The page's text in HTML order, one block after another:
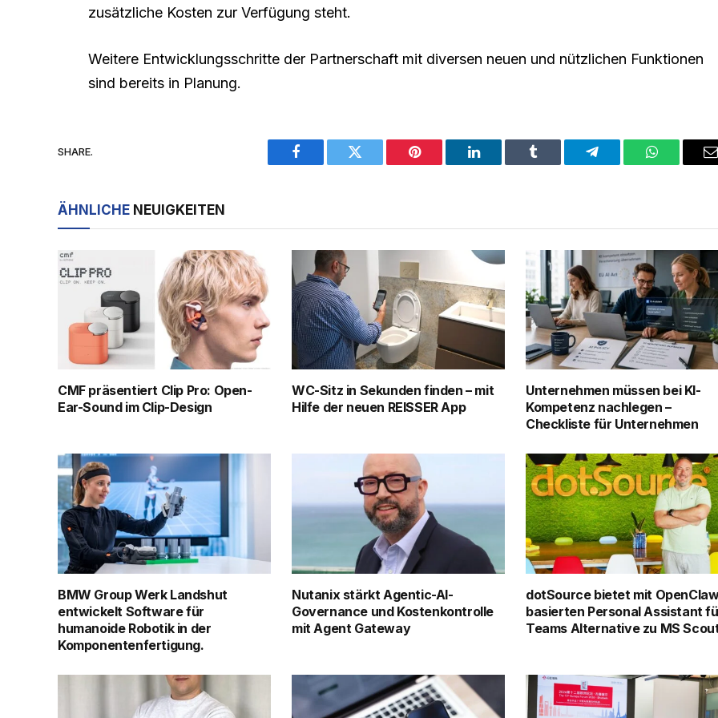
zusätzliche Kosten zur Verfügung steht.
Weitere Entwicklungsschritte der Partnerschaft mit diversen neuen und nützlichen Funktionen
sind bereits in Planung.
SHARE.
Facebook Twitter Pinterest LinkedIn Tumblr Telegram WhatsApp
ÄHNLICHE NEUIGKEITEN
CMF präsentiert Clip Pro: Open-
Ear-Sound im Clip-Design
WC-Sitz in Sekunden finden – mit
Hilfe der neuen REISSER App
Unternehmen müssen bei KI-
Kompetenz nachlegen –
Checkliste für Unternehmen
BMW Group Werk Landshut
entwickelt Software für
humanoide Robotik in der
Komponentenfertigung.
Nutanix stärkt Agentic-AI-
Governance und Kostenkontrolle
mit Agent Gateway
dotSource bietet mit
basierten Personal Assistant
Teams Alternative zu MS